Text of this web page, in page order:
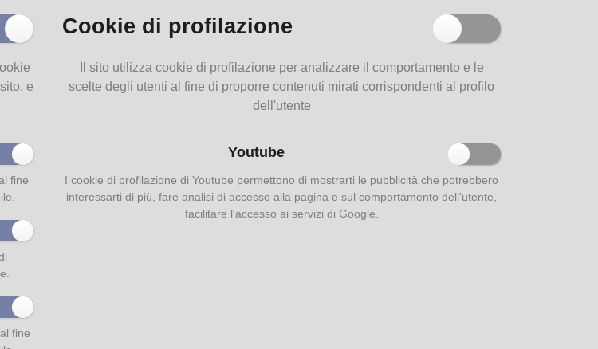
Le strade di Parma
e
fine
fine
Cookie di profilazione
Il sito utilizza cookie di profilazione per analizzare il comportamento e le
scelte degli utenti al fine di proporre contenuti mirati corrispondenti al profilo
dell'utente
Youtube
I cookie di profilazione di Youtube permettono di mostrarti le pubblicità che potrebbero
interessarti di più, fare analisi di accesso alla pagina e sul comportamento dell'utente,
facilitare l'accesso ai servizi di Google.